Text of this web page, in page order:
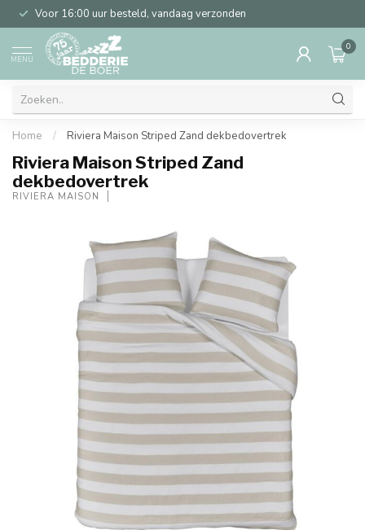
Voor 16:00 uur besteld, vandaag verzonden
MENU
0
Home / Riviera Maison Striped Zand dekbedovertrek
Riviera Maison Striped Zand
dekbedovertrek
RIVIÈRA MAISON